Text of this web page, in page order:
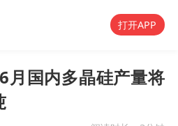
打开APP
月国内多晶硅产量将